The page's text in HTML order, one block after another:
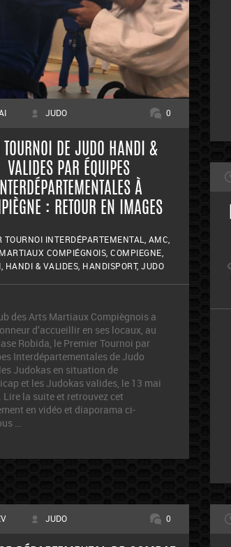
JUDO 0
TOURNOI DE JUDO HANDI &
VALIDES PAR ÉQUIPES
INTERDÉPARTEMENTALES À
: RETOUR EN IMAGES
TOURNOI INTERDÉPARTEMENTAL AMC
COMPIÉGNOIS ,COMPIEGNE
HANDI & VALIDES HANDISPORT, JUDO
des Arts Martiaux Compiègnois a
d’accueillir en ses locaux, au
Robida, le Premier Tournoi par
Interdépartementales de Judo
Judokas en situation de
et les Judokas valides, le 13 mai
Lire la suite et retrouvez cet
en vidéo et diaporama ci-
…
JUDO 0